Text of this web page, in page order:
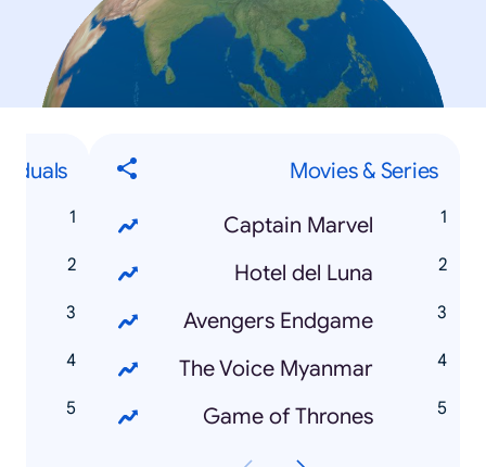
Movies & Series
Captain Marvel
Hotel del Luna
Avengers Endgame
The Voice Myanmar
Game of Thrones